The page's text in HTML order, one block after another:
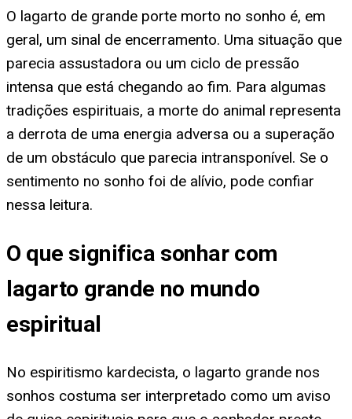
O lagarto de grande porte morto no sonho é, em
geral, um sinal de encerramento. Uma situação que
parecia assustadora ou um ciclo de pressão
intensa que está chegando ao fim. Para algumas
tradições espirituais, a morte do animal representa
a derrota de uma energia adversa ou a superação
de um obstáculo que parecia intransponível. Se o
sentimento no sonho foi de alívio, pode confiar
nessa leitura.
O que significa sonhar com
lagarto grande no mundo
espiritual
No espiritismo kardecista, o lagarto grande nos
sonhos costuma ser interpretado como um aviso